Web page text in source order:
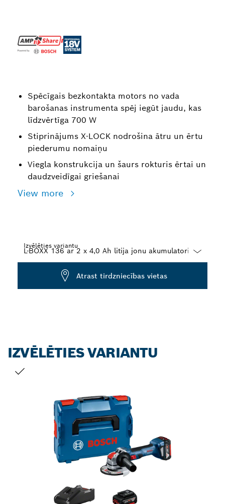
Spēcīgais bezkontakta motors no vada
barošanas instrumenta spēj iegūt jaudu, kas
līdzvērtīga 700 W
Stiprinājums X-LOCK nodrošina ātru un ērtu
piederumu nomaiņu
Viegla konstrukcija un šaurs rokturis ērtai un
daudzveidīgai griešanai
View more
Izvēlēties variantu
Atrast tirdzniecības vietas
IZVĒLĒTIES VARIANTU